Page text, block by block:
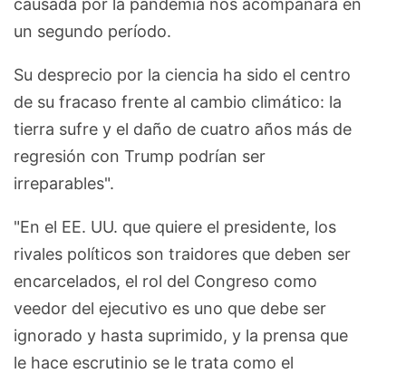
causada por la pandemia nos acompañará en
un segundo período.
Su desprecio por la ciencia ha sido el centro
de su fracaso frente al cambio climático: la
tierra sufre y el daño de cuatro años más de
regresión con Trump podrían ser
irreparables".
"En el EE. UU. que quiere el presidente, los
rivales políticos son traidores que deben ser
encarcelados, el rol del Congreso como
veedor del ejecutivo es uno que debe ser
ignorado y hasta suprimido, y la prensa que
le hace escrutinio se le trata como el